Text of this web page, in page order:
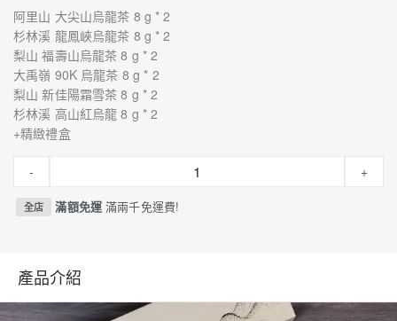
阿里山 大尖山烏龍茶 8 g * 2
杉林溪 龍鳳峽烏龍茶 8 g * 2
梨山 福壽山烏龍茶 8 g * 2
大禹嶺 90K 烏龍茶 8 g * 2
梨山 新佳陽霜雪茶 8 g * 2
杉林溪 高山紅烏龍 8 g * 2
+精緻禮盒
- +
全店 滿額免運滿兩千免運費!
產品介紹